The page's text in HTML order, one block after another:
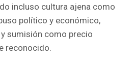
incluso cultura ajena como
político y económico,
sumisión como precio
reconocido.